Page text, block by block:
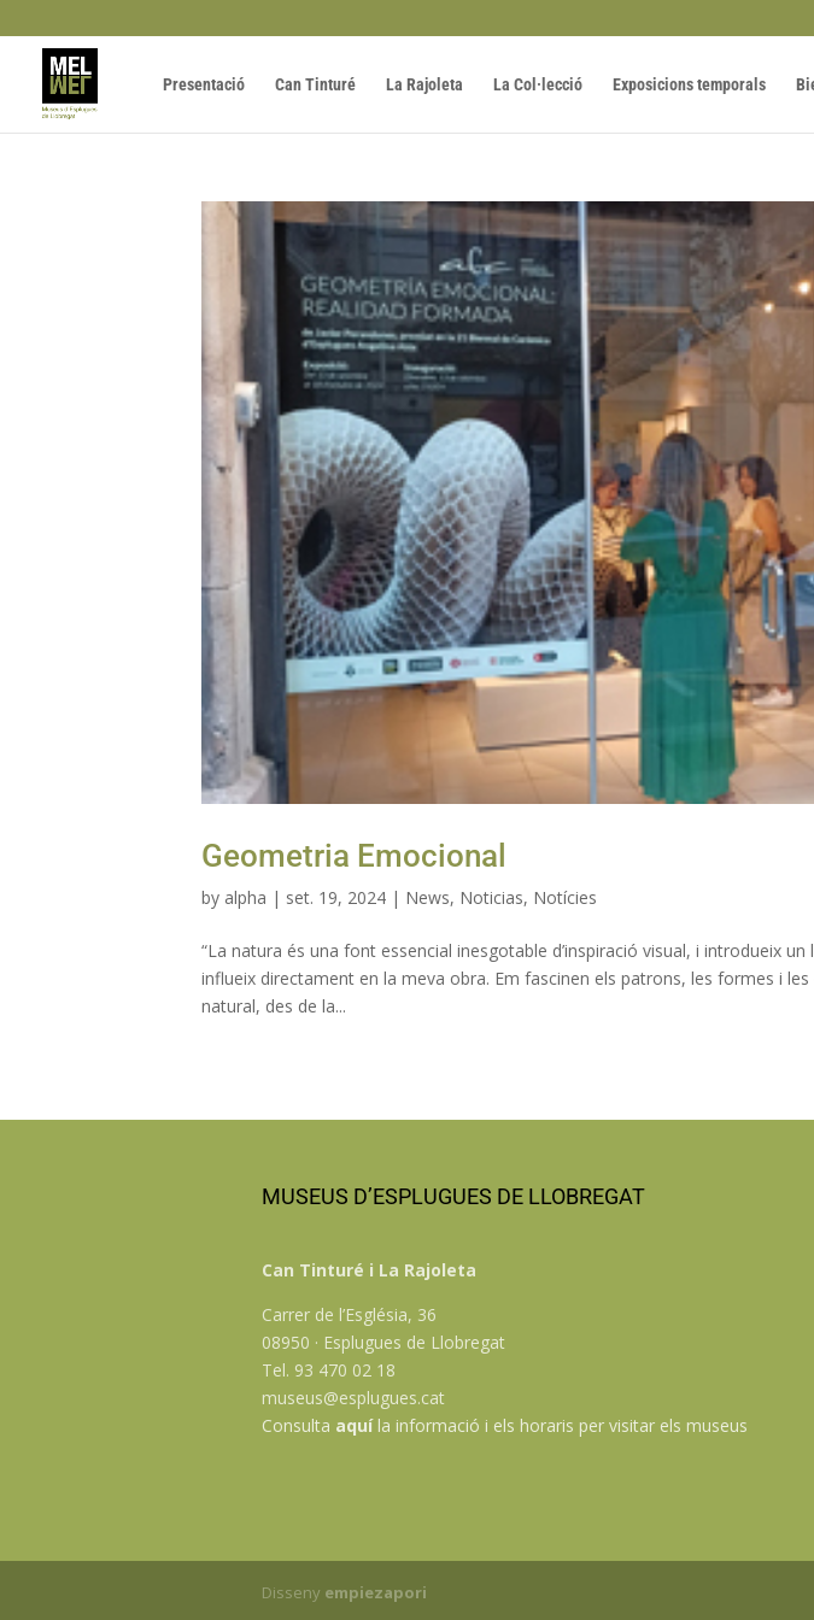
Presentació Can Tinturé La Rajoleta La Col·lecció Exposicions temporals
Geometria Emocional
by alpha | set. 19, 2024 | News, Noticias, Notícies
“La natura és una font essencial inesgotable d’inspiració visual, i introdueix
influeix directament en la meva obra. Em fascinen els patrons, les formes i
natural, des de la...
MUSEUS D’ESPLUGUES DE LLOBREGAT
Can Tinturé i La Rajoleta
Carrer de l’Església, 36
08950 · Esplugues de Llobregat
Tel. 93 470 02 18
museus@esplugues.cat
Consulta aquíla informació i els horaris per visitar els museus
Disseny empiezapori